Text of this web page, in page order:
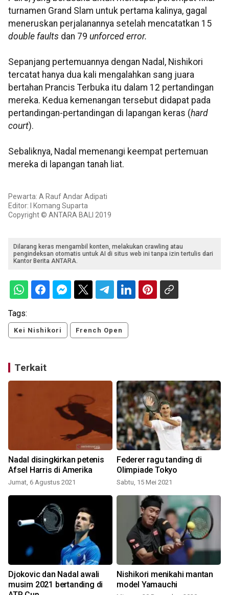
turnamen Grand Slam untuk pertama kalinya, gagal
meneruskan perjalanannya setelah mencatatkan 15
double faults dan 79 unforced error.
Sepanjang pertemuannya dengan Nadal, Nishikori
tercatat hanya dua kali mengalahkan sang juara
bertahan Prancis Terbuka itu dalam 12 pertandingan
mereka. Kedua kemenangan tersebut didapat pada
pertandingan-pertandingan di lapangan keras (hard
court).
Sebaliknya, Nadal memenangi keempat pertemuan
mereka di lapangan tanah liat.
Pewarta: A Rauf Andar Adipati
Editor: I Komang Suparta
Copyright © ANTARA BALI 2019
Dilarang keras mengambil konten, melakukan crawling atau
pengindeksan otomatis untuk AI di situs web ini tanpa izin tertulis dari
Kantor Berita ANTARA.
Tags:
Kei Nishikori French Open
Terkait
Nadal disingkirkan petenis
Afsel Harris di Amerika
Jumat, 6 Agustus 2021
Federer ragu tanding di
Olimpiade Tokyo
Sabtu, 15 Mei 2021
Djokovic dan Nadal awali
musim 2021 bertanding di
Nishikori menikahi mantan
model Yamauchi